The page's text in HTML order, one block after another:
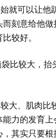
可以让他
刻意给他
较好。
较大，抬
、肌肉比
力的发育上
其实只要